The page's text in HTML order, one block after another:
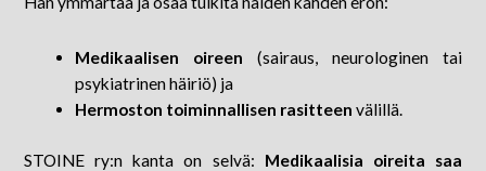
Medikaalisen oireen (sairaus, neurologinen tai
psykiatrinen häiriö) ja
Hermoston toiminnallisen rasitteen välillä.
STOINE ry:n kanta on selvä: Medikaalisia oireita saa